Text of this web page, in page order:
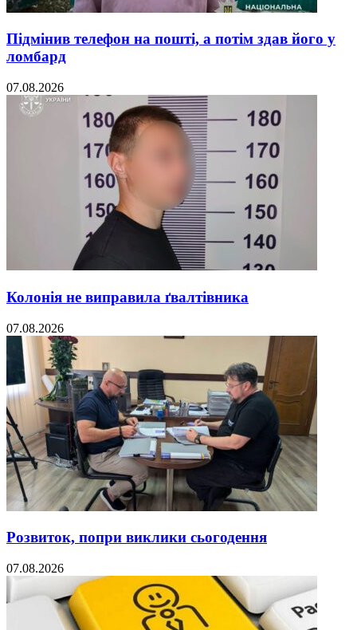
Підмінив телефон на пошті, а потім здав його у
ломбард
07.08.2026
Колонія не виправила ґвалтівника
07.08.2026
Розвиток, попри виклики сьогодення
07.08.2026